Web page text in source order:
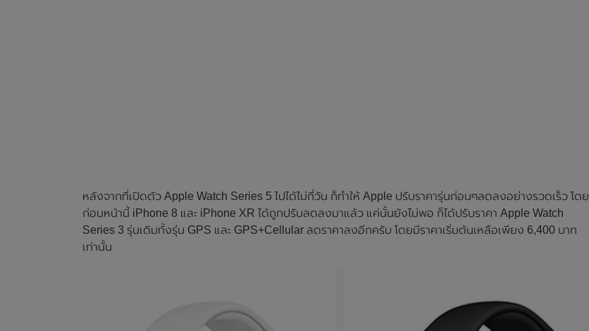
หลังจากที่เปิดตัว Apple Watch Series 5 ไปได้ไม่กี่วัน ก็ทำให้ Apple ปรับราคารุ่นก่อนๆลดลงอย่างรวดเร็ว โดย
ก่อนหน้านี้ iPhone 8 และ iPhone XR ได้ถูกปรับลดลงมาแล้ว แค่นั้นยังไม่พอ ก็ได้ปรับราคา Apple Watch
Series 3 รุ่นเดิมทั้งรุ่น GPS และ GPS+Cellular ลดราคาลงอีกครับ โดยมีราคาเริ่มต้นเหลือเพียง 6,400 บาท
เท่านั้น